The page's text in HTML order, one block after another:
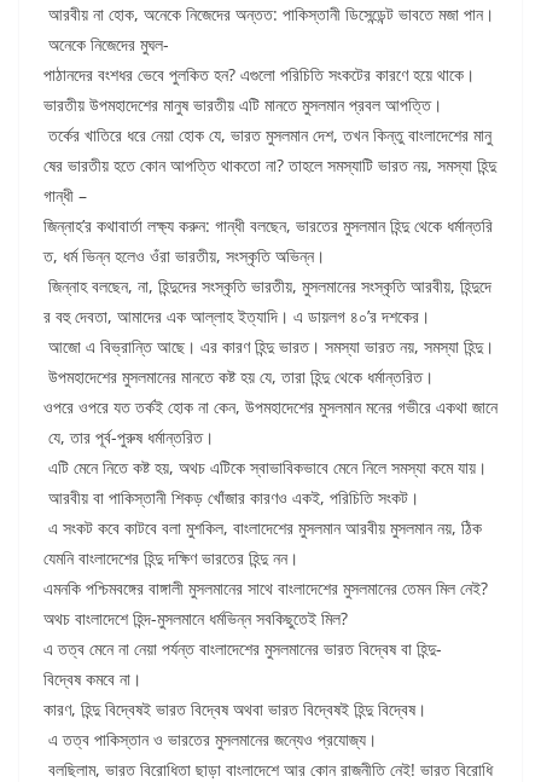
আরবীয় না হোক, অনেকে নিজেদের অন্তত: পাকিস্তানী ডিসেন্ডেন্ট ভাবতে মজা পান।
অনেকে নিজেদের মুঘল-
পাঠানদের বংশধর ভেবে পুলকিত হন? এগুলো পরিচিতি সংকটের কারণে হয়ে থাকে।
ভারতীয় উপমহাদেশের মানুষ ভারতীয় এটি মানতে মুসলমান প্রবল আপত্তি।
তর্কের খাতিরে ধরে নেয়া হোক যে, ভারত মুসলমান দেশ, তখন কিন্তু বাংলাদেশের মানু
ষের ভারতীয় হতে কোন আপত্তি থাকতো না? তাহলে সমস্যাটি ভারত নয়, সমস্যা হিন্দু
গান্ধী –
জিন্নাহ’র কথাবার্তা লক্ষ্য করুন: গান্ধী বলছেন, ভারতের মুসলমান হিন্দু থেকে ধর্মান্তরি
ত, ধর্ম ভিন্ন হলেও ওঁরা ভারতীয়, সংস্কৃতি অভিন্ন।
জিন্নাহ বলছেন, না, হিন্দুদের সংস্কৃতি ভারতীয়, মুসলমানের সংস্কৃতি আরবীয়, হিন্দুদে
র বহু দেবতা, আমাদের এক আল্লাহ ইত্যাদি। এ ডায়লগ ৪০’র দশকের।
আজো এ বিভ্রান্তি আছে। এর কারণ হিন্দু ভারত। সমস্যা ভারত নয়, সমস্যা হিন্দু।
উপমহাদেশের মুসলমানের মানতে কষ্ট হয় যে, তারা হিন্দু থেকে ধর্মান্তরিত।
ওপরে ওপরে যত তর্কই হোক না কেন, উপমহাদেশের মুসলমান মনের গভীরে একথা জানে
যে, তার পূর্ব-পুরুষ ধর্মান্তরিত।
এটি মেনে নিতে কষ্ট হয়, অথচ এটিকে স্বাভাবিকভাবে মেনে নিলে সমস্যা কমে যায়।
আরবীয় বা পাকিস্তানী শিকড় খোঁজার কারণও একই, পরিচিতি সংকট।
এ সংকট কবে কাটবে বলা মুশকিল, বাংলাদেশের মুসলমান আরবীয় মুসলমান নয়, ঠিক
যেমনি বাংলাদেশের হিন্দু দক্ষিণ ভারতের হিন্দু নন।
এমনকি পশ্চিমবঙ্গের বাঙ্গালী মুসলমানের সাথে বাংলাদেশের মুসলমানের তেমন মিল নেই?
অথচ বাংলাদেশে হিন্দ-মুসলমানে ধর্মভিন্ন সবকিছুতেই মিল?
এ তত্ব মেনে না নেয়া পর্যন্ত বাংলাদেশের মুসলমানের ভারত বিদ্বেষ বা হিন্দু-
বিদ্বেষ কমবে না।
কারণ, হিন্দু বিদ্বেষই ভারত বিদ্বেষ অথবা ভারত বিদ্বেষই হিন্দু বিদ্বেষ।
এ তত্ব পাকিস্তান ও ভারতের মুসলমানের জন্যেও প্রযোজ্য।
বলছিলাম, ভারত বিরোধিতা ছাড়া বাংলাদেশে আর কোন রাজনীতি নেই! ভারত বিরোধি